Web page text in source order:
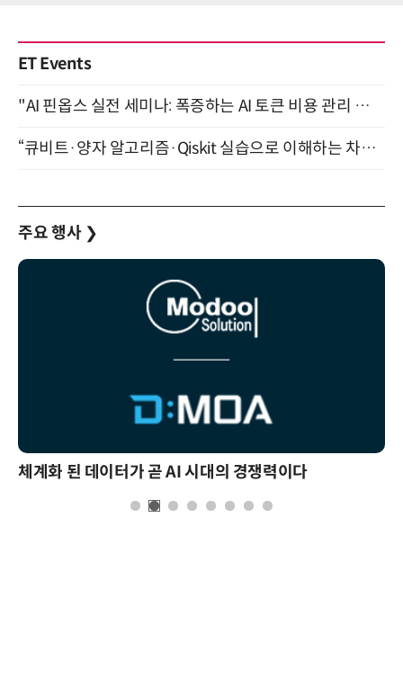
ET Events
"AI 핀옵스 실전 세미나: 폭증하는 AI 토큰 비용 관리 전략" 8월 21일 개최
“큐비트·양자 알고리즘·Qiskit 실습으로 이해하는 차세대 컴퓨팅” (8/28)
주요 행사 ❯
체계화 된 데이터가 곧 AI 시대의 경쟁력이다